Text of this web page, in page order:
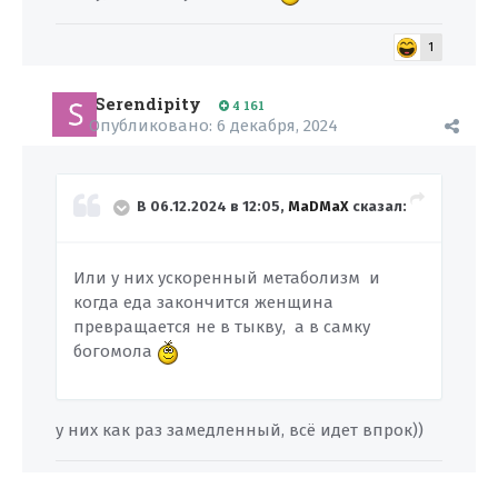
1
Serendipity 4 161
Опубликовано: 6 декабря, 2024
В 06.12.2024 в 12:05, MaDMaX сказал:
Или у них ускоренный метаболизм и
когда еда закончится женщина
превращается не в тыкву, а в самку
богомола
у них как раз замедленный, всё идет впрок))